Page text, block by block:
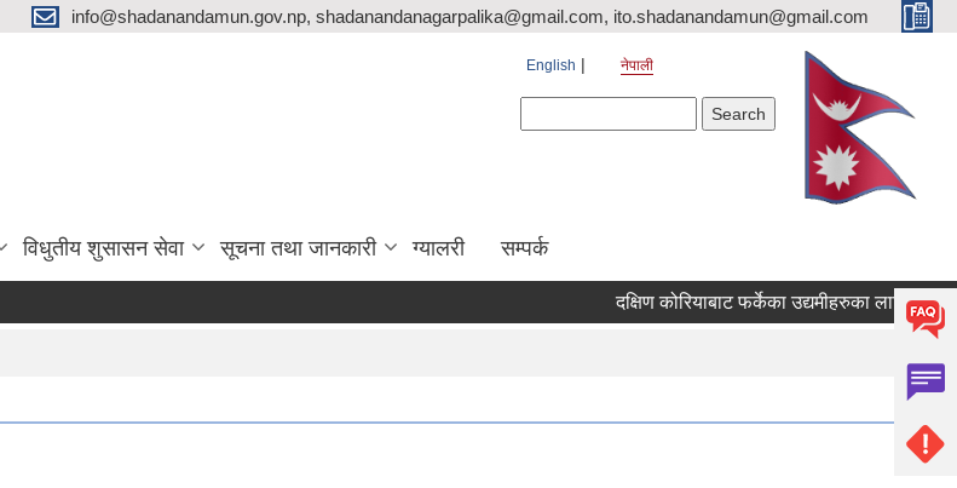
info@shadanandamun.gov.np, shadanandanagarpalika@gmail.com, ito.shadanandamun@gmail.com
English नेपाली
विधुतीय शुसासन सेवा सूचना तथा जानकारी ग्यालरी सम्पर्क
दक्षिण कोरियाबाट फर्केका उद्यमीहरुका लागि "RIN